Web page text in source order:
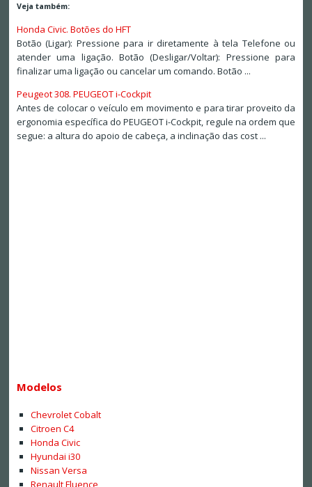
Veja também:
Honda Civic. Botões do HFT
Botão (Ligar): Pressione para ir diretamente à tela Telefone ou
atender uma ligação. Botão (Desligar/Voltar): Pressione para
finalizar uma ligação ou cancelar um comando. Botão ...
Peugeot 308. PEUGEOT i-Cockpit
Antes de colocar o veículo em movimento e para tirar proveito da
ergonomia específica do PEUGEOT i-Cockpit, regule na ordem que
segue: a altura do apoio de cabeça, a inclinação das cost ...
Modelos
Chevrolet Cobalt
Citroen C4
Honda Civic
Hyundai i30
Nissan Versa
Renault Fluence